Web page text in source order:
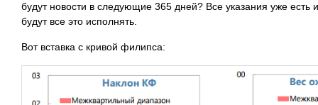
будут новости в следующие 365 дней? Все указания уже есть
будут все это исполнять.
Вот вставка с кривой филипса: